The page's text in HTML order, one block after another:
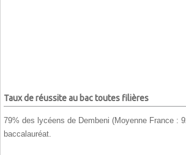
Taux de réussite au bac toutes filières
79% des lycéens de Dembeni (Moyenne France :
baccalauréat.